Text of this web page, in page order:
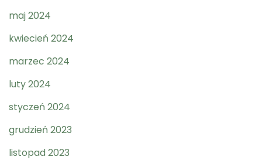
maj 2024
kwiecień 2024
marzec 2024
luty 2024
styczeń 2024
grudzień 2023
listopad 2023